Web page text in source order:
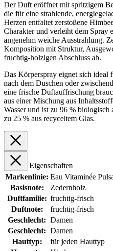
Der Duft eröffnet mit spritzigem
die für eine strahlende,
Herzen entfaltet zerstoßene
Charakter und verleiht dem Spray
angenehm weiche Ausstrahlung.
Komposition mit Struktur,
fruchtig-holzigen Abschluss ab.
Das Körperspray eignet sich ideal
nach dem Duschen oder
eine frische Duftauffrischung
aus einer Mischung aus
Wasser und ist zu 96 % biologisch
zu 25 % aus recyceltem Glas.
Eigenschaften
Markenlinie: Eau Vitaminée
Basisnote:
Zedernholz
Duftfamilie: fruchtig-frisch
Duftnote:
fruchtig-frisch
Geschlecht: Damen
Geschlecht: Damen
Hauttyp:
für jeden Hauttyp